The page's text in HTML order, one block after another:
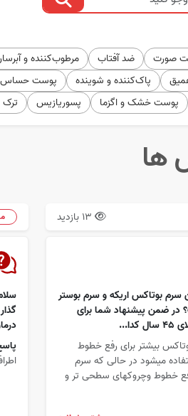
صورت ضد آفتاب مرطوب‌کننده و
پاک‌کننده و شوینده پوست حساس
پوست خشک و اگزما پسوریازیس
ها
سرم بوتاكس اريكه و سرم بوستر
در ضمن پيشنهاد شما براى
بیشتر برای رفع خطوط
میشود در حالی که سرم
خطوط وچروکهای سطحی تر و